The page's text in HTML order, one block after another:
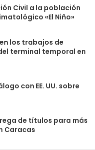
Civil a la población
«El Niño»
los trabajos de
terminal temporal en
con EE. UU. sobre
de títulos para más
Caracas